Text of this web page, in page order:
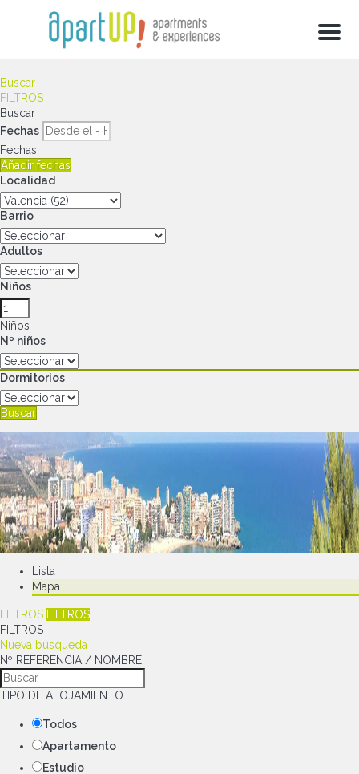
Menu
Buscar
FILTROS
Buscar
Fechas
Fechas
Añadir fechas
Localidad
Barrio
Adultos
Niños
Niños
Nº niños
Dormitorios
Buscar
Lista
Mapa
FILTROS FILTROS
FILTROS
Nueva búsqueda
Nº REFERENCIA / NOMBRE
TIPO DE ALOJAMIENTO
Todos
Apartamento
Estudio